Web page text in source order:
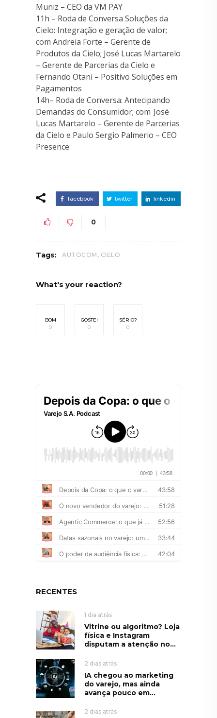
Muniz – CEO da VM PAY
11h – Roda de Conversa Soluções da
Cielo: Integração e geração de valor;
com Andreia Forte – Gerente de
Produtos da Cielo; José Lucas Martarelo
– Gerente de Parcerias da Cielo e
Fernando Otani – Positivo Soluções em
Pagamentos
14h– Roda de Conversa: Antecipando
Demandas do Consumidor; com José
Lucas Martarelo – Gerente de Parcerias
da Cielo e Paulo Sergio Palmerio – CEO
Presence
facebook twitter linkedin
0
Tags: AUTOCOM , CIELO
What's your reaction?
BOM
0
GOSTEI
0
SÉRIO?
0
RECENTES
1 dia atrás
Vitrine ou algoritmo? Loja
física e Instagram
disputam a atenção no...
2 dias atrás
IA chegou ao marketing
do varejo, mas ainda
avança pouco em...
2 dias atrás